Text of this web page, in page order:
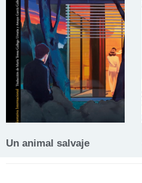
Un animal salvaje